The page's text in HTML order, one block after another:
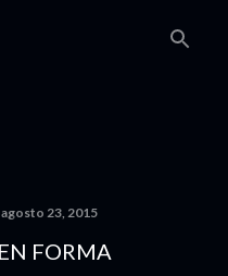
agosto 23, 2015
FORMA